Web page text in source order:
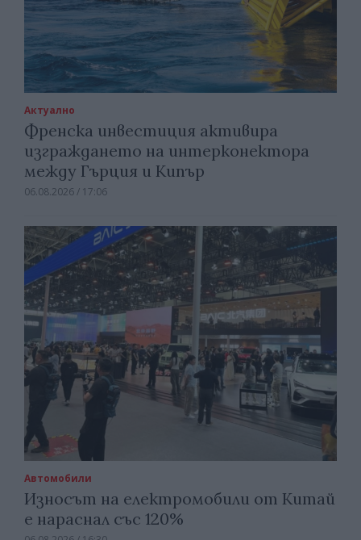
Актуално
Френска инвестиция активира
изграждането на интерконектора
между Гърция и Кипър
06.08.2026 / 17:06
Автомобили
Износът на електромобили от Китай
е нараснал със 120%